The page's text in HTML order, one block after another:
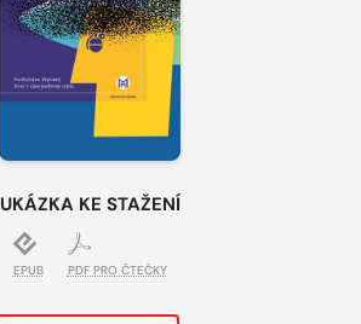
UKÁZKA KE STAŽENÍ
EPUB PDF PRO ČTEČKY